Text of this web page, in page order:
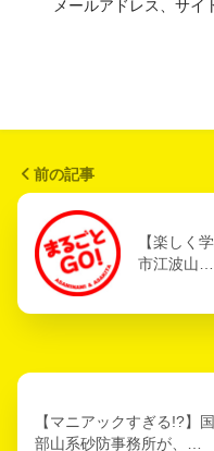
メールアドレス、サイ
前の記事
【楽しく
市江波山…
【マニアックすぎる!?】
部山系砂防事務所が、…